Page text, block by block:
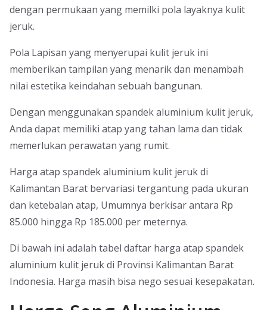
dengan permukaan yang memilki pola layaknya kulit
jeruk.
Pola Lapisan yang menyerupai kulit jeruk ini
memberikan tampilan yang menarik dan menambah
nilai estetika keindahan sebuah bangunan.
Dengan menggunakan spandek aluminium kulit jeruk,
Anda dapat memiliki atap yang tahan lama dan tidak
memerlukan perawatan yang rumit.
Harga atap spandek aluminium kulit jeruk di
Kalimantan Barat bervariasi tergantung pada ukuran
dan ketebalan atap, Umumnya berkisar antara Rp
85.000 hingga Rp 185.000 per meternya.
Di bawah ini adalah tabel daftar harga atap spandek
aluminium kulit jeruk di Provinsi Kalimantan Barat
Indonesia. Harga masih bisa nego sesuai kesepakatan.